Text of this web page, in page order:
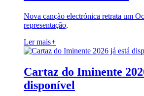
Nova canção electrónica retrata um
representação,
Ler mais+
Cartaz do Iminente
disponível